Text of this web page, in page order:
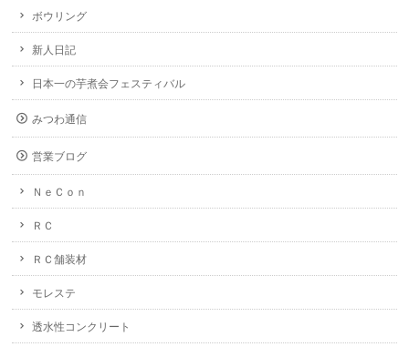
ボウリング
新人日記
日本一の芋煮会フェスティバル
みつわ通信
営業ブログ
ＮｅＣｏｎ
ＲＣ
ＲＣ舗装材
モレステ
透水性コンクリート